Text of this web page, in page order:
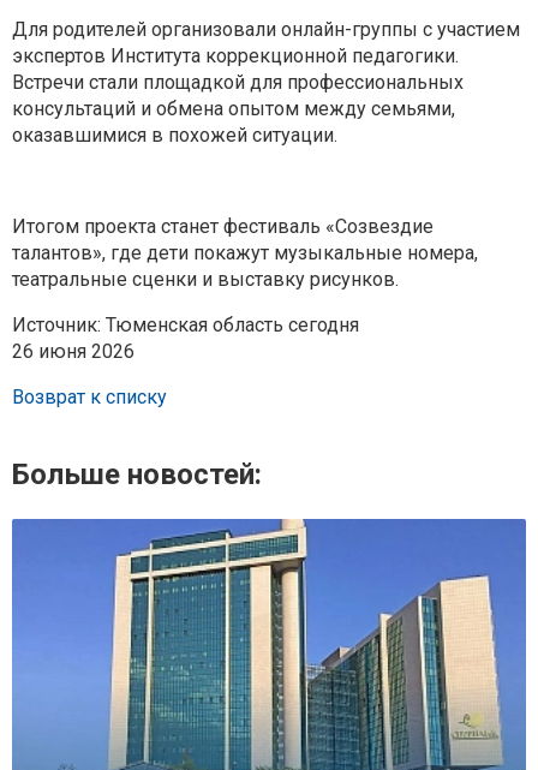
Для родителей организовали онлайн-группы с участием
экспертов Института коррекционной педагогики.
Встречи стали площадкой для профессиональных
консультаций и обмена опытом между семьями,
оказавшимися в похожей ситуации.
Итогом проекта станет фестиваль «Созвездие
талантов», где дети покажут музыкальные номера,
театральные сценки и выставку рисунков.
Источник: Тюменская область сегодня
26 июня 2026
Возврат к списку
Больше новостей: